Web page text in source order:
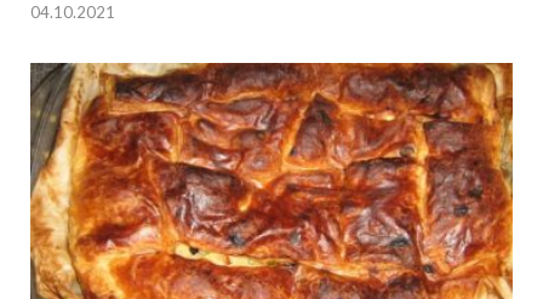
04.10.2021